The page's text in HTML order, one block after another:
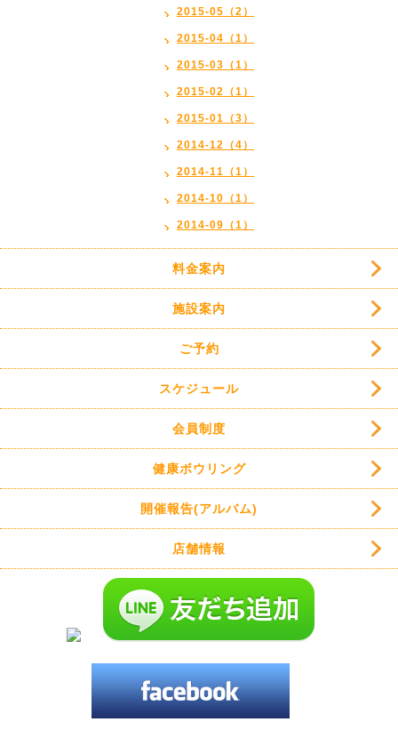
2015-05（2）
2015-04（1）
2015-03（1）
2015-02（1）
2015-01（3）
2014-12（4）
2014-11（1）
2014-10（1）
2014-09（1）
料金案内
施設案内
ご予約
スケジュール
会員制度
健康ボウリング
開催報告(アルバム)
店舗情報